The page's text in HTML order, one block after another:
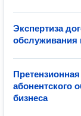
Экспертиза
обслуживания
абонентского
бизнеса